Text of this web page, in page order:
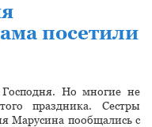
посетили
Но многие не
праздника. Сестры
Марусина пообщались с